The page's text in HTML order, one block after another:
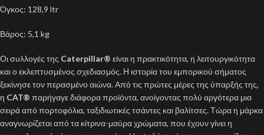
Όγκος: 128,9 ltr
Βάρος: 5,1 kg
Οι συλλογές της Caterpillar® είναι η πρακτικότητα, η λειτουργικότητα
και ο εκλεπτυσμένος σχεδιασμός. Η ιστορία του εμπορικού σήματος
ξεκίνησε τον περασμένο αιώνα. Από τις πρώτες μέρες της ύπαρξής της,
η CAT® παρήγαγε διάφορα προϊόντα, ανοίγοντας πολύ αργότερα μια
σειρά από πορτοφόλια, ταξιδιωτικές τσάντες και βαλίτσες. Τώρα η μάρκα
αναγνωρίζεται από τα κίτρινα-μαύρα χρώματα, που έχουν γίνει η